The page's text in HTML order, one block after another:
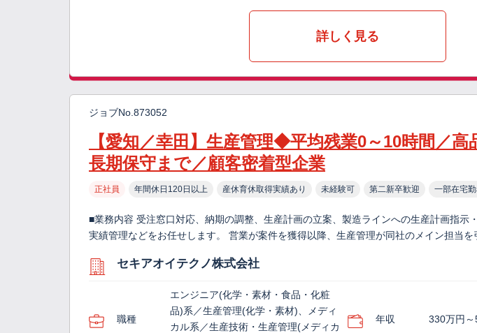
詳しく見る
ジョブNo.873052
【愛知／幸田】生産管理◆平均残業0～10時間／高
長期保守まで／顧客密着型企業
正社員 年間休日120日以上 産休育休取得実績あり 未経験可 第二新卒歓迎 一部在宅
■業務内容 受注窓口対応、納期の調整、生産計画の立案、製造ラインへの生産計画指示
実績管理などをお任せします。 営業が案件を獲得以降、生産管理が同社のメイン担当を
セキアオイテクノ株式会社
職種
エンジニア(化学・素材・食品・化粧
品)系／生産管理(化学・素材)、メディ
カル系／生産技術・生産管理(メディカ
年収 330万円